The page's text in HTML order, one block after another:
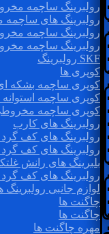
رولبرینگ ساچمه
رولبرینگ های
رولبرینگ ساچمه
رولبرینگ ساچمه
SKF رولبرینگ
کوپری ها
کوپری ساچمه بشکه
کوپری ساچمه استوانه
کوپری ساچمه
رولبرینگ های کارب
رولبرینگ های کف
رولبرینگ های کف
بلبرینگ های رانش
رولبرینگ های کف
لوازم جانبی رولبرینگ
چاگنت ها
چاگنت ها
مهره چاگنت ها